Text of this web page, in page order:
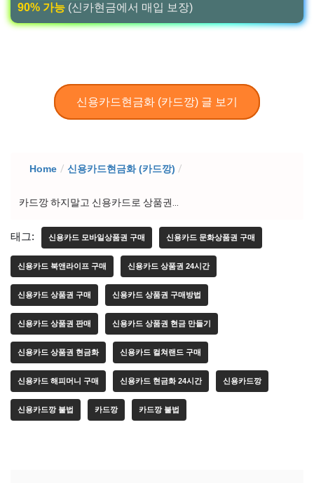
90% 가능 (신카현금에서 매입 보장)
신용카드현금화 (카드깡) 글 보기
Home / 신용카드현금화 (카드깡) /
카드깡 하지말고 신용카드로 상품권...
태그: 신용카드 모바일상품권 구매 신용카드 문화상품권 구매
신용카드 북앤라이프 구매 신용카드 상품권 24시간
신용카드 상품권 구매 신용카드 상품권 구매방법
신용카드 상품권 판매 신용카드 상품권 현금 만들기
신용카드 상품권 현금화 신용카드 컬쳐랜드 구매
신용카드 해피머니 구매 신용카드 현금화 24시간 신용카드깡
신용카드깡 불법 카드깡 카드깡 불법